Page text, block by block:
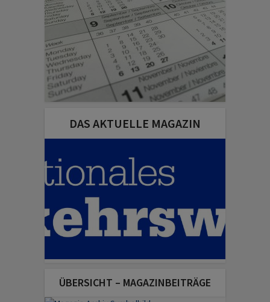
DAS AKTUELLE MAGAZIN
ÜBERSICHT – MAGAZINBEITRÄGE